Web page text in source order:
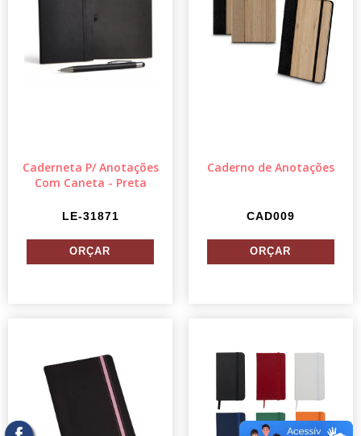
Caderneta P/ Anotações
Com Caneta - Preta
LE-31871
Caderno de Anotações
CAD009